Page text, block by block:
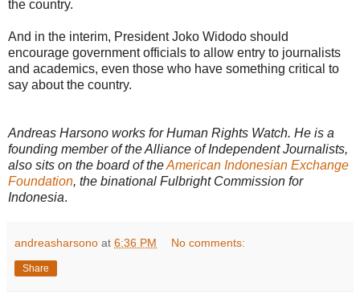
the country.
And in the interim, President Joko Widodo should
encourage government officials to allow entry to journalists
and academics, even those who have something critical to
say about the country.
Andreas Harsono works for Human Rights Watch. He is a
founding member of the Alliance of Independent Journalists,
also sits on the board of theAmerican Indonesian Exchange
Foundation, the binational Fulbright Commission for
Indonesia.
andreasharsono at 6:36 PM No comments:
Share